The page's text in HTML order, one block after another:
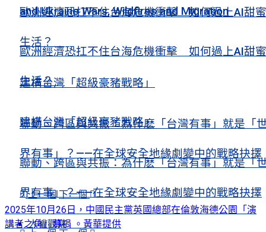
歐洲經濟恐扛不住台海危機衝擊 如何過上AI甜蜜
生活？
建構台灣「超級豪豬戰略」
聯動、跨區與共振：為什麽「台灣有事」就是「
界有事」？——在全球安全地緣劇變中的戰略抉擇
上一個 下一個
人權觀察
and Ukraine Wars, Wildfires and Migration
歐洲經濟恐扛不住台海危機衝擊 如何過上AI甜蜜
生活？
建構台灣「超級豪豬戰略」
聯動、跨區與共振：為什麽「台灣有事」就是「
界有事」？——在全球安全地緣劇變中的戰略抉擇
2025年10月26日，中國民主黨英國總部在倫敦海德公園「演
講者之角」募捐 。黃華提供